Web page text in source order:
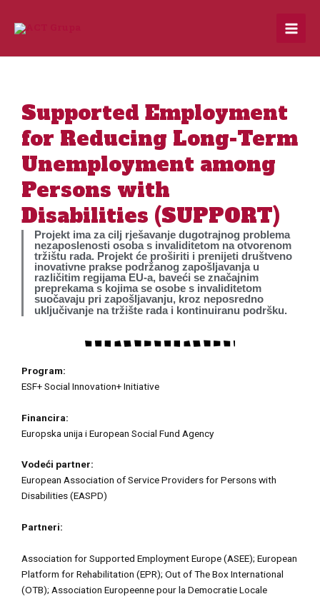
content
Supported Employment
for Reducing Long-Term
Unemployment among
Persons with
Disabilities (SUPPORT)
Projekt ima za cilj rješavanje dugotrajnog problema
nezaposlenosti osoba s invaliditetom na otvorenom
tržištu rada. Projekt će proširiti i prenijeti društveno
inovativne prakse podržanog zapošljavanja u
različitim regijama EU-a, baveći se značajnim
preprekama s kojima se osobe s invaliditetom
suočavaju pri zapošljavanju, kroz neposredno
uključivanje na tržište rada i kontinuiranu podršku.
Program:
ESF+ Social Innovation+ Initiative
Financira:
Europska unija i European Social Fund Agency
Vodeći partner:
European Association of Service Providers for Persons with
Disabilities (EASPD)
Partneri:
Association for Supported Employment Europe (ASEE); European
Platform for Rehabilitation (EPR); Out of The Box International
(OTB); Association Europeenne pour la Democratie Locale